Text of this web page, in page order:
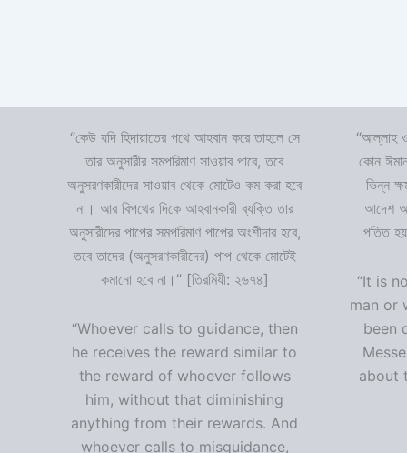
“কেউ যদি হিদায়াতের পথে আহবান করে তাহলে সে
তার অনুসারীর সমপরিমাণ সাওয়াব পাবে, তবে
অনুসরণকারীদের সাওয়াব থেকে মোটেও কম করা হবে
না। আর বিপথের দিকে আহবানকারী ব্যক্তি তার
অনুসারীদের পাপের সমপরিমাণ পাপের অংশীদার হবে,
তবে তাদের (অনুসরণকারীদের) পাপ থেকে মোটেই
কমানো হবে না।” [তিরমিযী: ২৬৭৪]
“Whoever calls to guidance, then
he receives the reward similar to
the reward of whoever follows
him, without that diminishing
anything from their rewards. And
whoever calls to misguidance,
“আল্লাহ
কোন
ভিন্ন
আদেশ
পতিত
“It is
man or
been
about